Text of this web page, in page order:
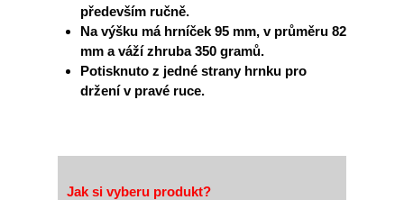
především ručně.
Na výšku má hrníček 95 mm, v průměru 82
mm a váží zhruba 350 gramů.
Potisknuto z jedné strany hrnku pro
držení v pravé ruce.
Jak si vyberu produkt?